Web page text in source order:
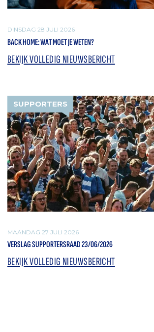
DINSDAG 28 JULI 2026
BACK HOME: WAT MOET JE WETEN?
BEKIJK VOLLEDIG NIEUWSBERICHT
SUPPORTERS
MAANDAG 27 JULI 2026
VERSLAG SUPPORTERSRAAD 23/06/2026
BEKIJK VOLLEDIG NIEUWSBERICHT